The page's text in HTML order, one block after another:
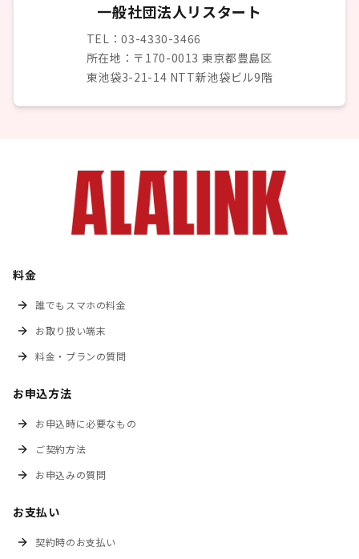
一般社団法人リスタート
TEL：03-4330-3466
所在地：〒170-0013 東京都豊島区
東池袋3-21-14 NTT新池袋ビル9階
料金
誰でもスマホの料金
お取り扱い端末
料金・プランの質問
お申込方法
お申込時に必要なもの
ご契約方法
お申込みの質問
お支払い
契約時のお支払い